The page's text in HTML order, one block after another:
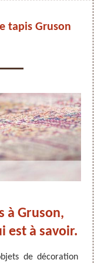
tapis Gruson
à Gruson,
est à savoir.
de décoration